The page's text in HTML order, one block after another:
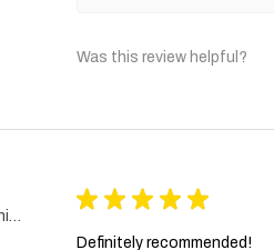
Was this review helpful?
★ ★ ★ ★ ★
Definitely recommended!